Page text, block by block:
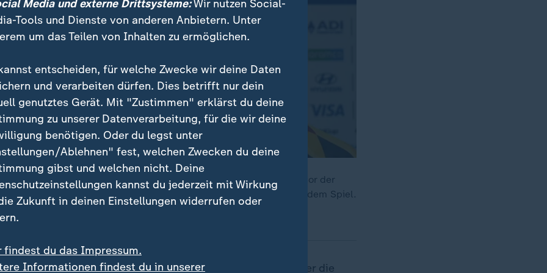
WM-Auftakt zur frühen Führung und holte den Elfmeter kurz vor der
spricht der WM-Torschütze über seine ersten Eindrücke kurz nach dem Spiel.
das deutsche Team nach kurzem Schock schnell wieder die
Media und externe Drittsysteme:Wir nutzen Social-
Tools und Dienste von anderen Anbietern. Unter
um das Teilen von Inhalten zu ermöglichen.
entscheiden, für welche Zwecke wir deine Daten
und verarbeiten dürfen. Dies betrifft nur dein
genutztes Gerät. Mit "Zustimmen" erklärst du deine
zu unserer Datenverarbeitung, für die wir deine
benötigen. Oder du legst unter
Ablehnen" fest, welchen Zwecken du deine
gibst und welchen nicht. Deine
kannst du jederzeit mit Wirkung
Zukunft in deinen Einstellungen widerrufen oder
findest du das Impressum.
Informationen findest du in unserer